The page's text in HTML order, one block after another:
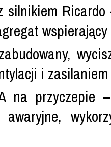
silnikiem
i
na
awaryjne,